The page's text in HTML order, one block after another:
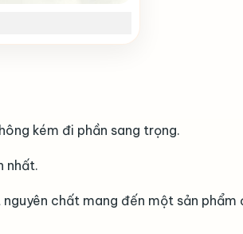
kém đi phần sang trọng.
nhất.
chất mang đến một sản phẩm